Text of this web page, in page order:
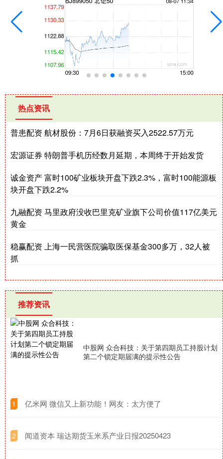
热点资讯
普患配资 航材股份：7月6日获融资买入2522.57万元
宏源证券 特朗普手机历经数月延期，本周终于开始发货
诚金资产 富时100矿业板块开盘下跌2.3%，富时100能源板
块开盘下跌2.2%
九融配资 马里政府没收巴里克矿业旗下公司价值117亿美元
黄金
稳赢配资 上海一民营医院骗取医保基金300多万，32人被
抓
推荐资讯
中股网 众合科技：关于第四期员工持股计划
第二个锁定期届满的提示性公告
1 ​亿米网 微信又上新功能！网友：太方便了
2 ​闻道资本 瑞达期货玉米系产业日报20250423